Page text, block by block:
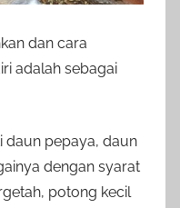
dan cara
adalah sebagai
daun pepaya, daun
dengan syarat
potong kecil